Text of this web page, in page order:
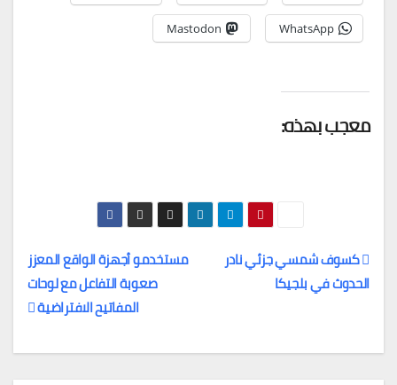
WhatsApp
Mastodon
معجب بهذه:
تصفّح
مستخدمو أجهزة الواقع المعزز
صعوبة التفاعل مع لوحات
المفاتيح الافتراضية
كسوف شمسي جزئي نادر
الحدوث في بلجيكا